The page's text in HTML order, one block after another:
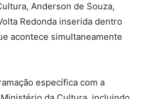
Anderson de Souza,
Redonda inserida dentro
acontece simultaneamente
específica com a